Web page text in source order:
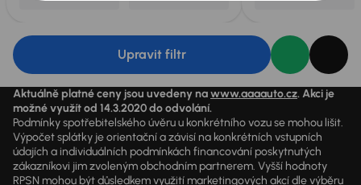
Upravit filtr
Aktuálně platné ceny jsou uvedeny nawww.aaaauto.cz. Akci je
možné využít od 14.3.2020 do odvolání.
Podmínky spotřebitelského úvěru u konkrétního vozu se mohou lišit.
Výpočet splátky je orientační a závisí na konkrétních vstupních
údajích a individuálních podmínkách financování poskytnutých
zákazníkovi jim zvoleným obchodním partnerem. Vyšší hodnoty
RPSN mohou být důsledkem využití marketingových akcí dle výběru